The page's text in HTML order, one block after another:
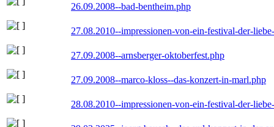
26.09.2008--bad-bentheim.php
27.08.2010--impressionen-von-ein-festival-der-
27.09.2008--arnsberger-oktoberfest.php
27.09.2008--marco-kloss--das-konzert-in-marl.php
28.08.2010--impressionen-von-ein-festival-der-